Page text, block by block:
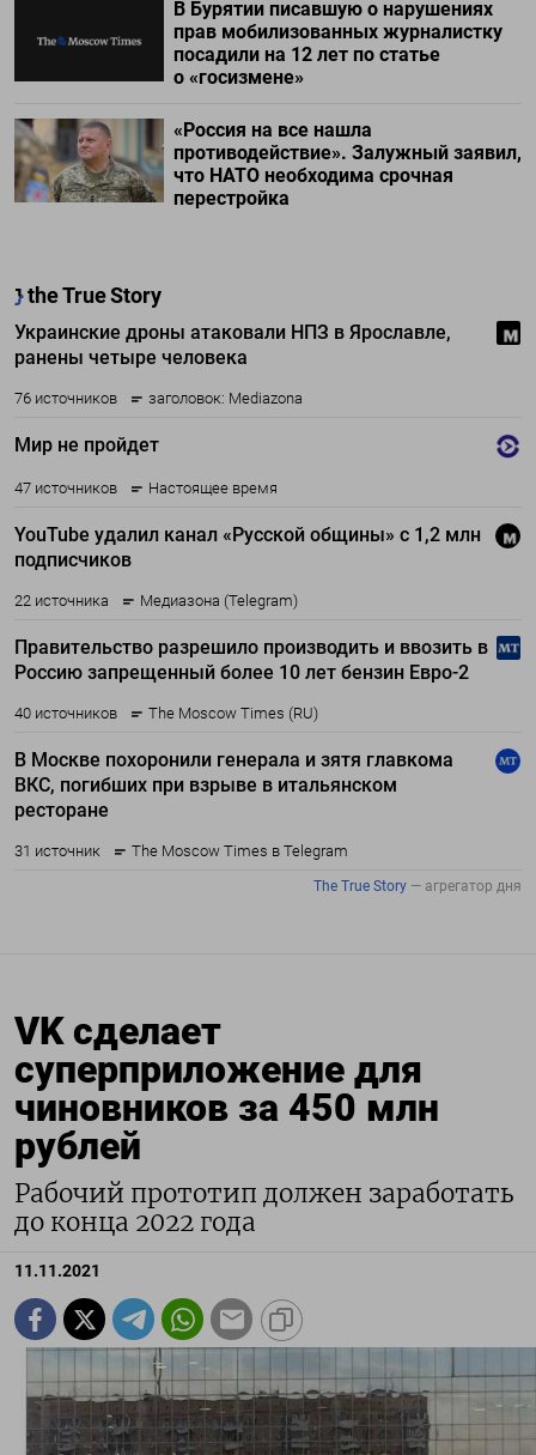
В Бурятии писавшую о нарушениях
прав мобилизованных журналистку
посадили на 12 лет по статье
о «госизмене»
«Россия на все нашла
противодействие». Залужный заявил,
что НАТО необходима срочная
перестройка
VK сделает
суперприложение для
чиновников за 450 млн
рублей
Рабочий прототип должен заработать
до конца 2022 года
11.11.2021